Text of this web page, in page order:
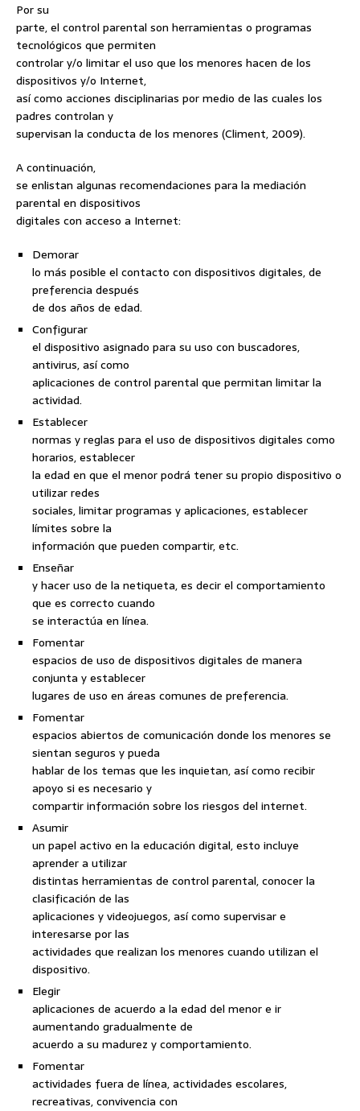
Por su
parte, el control parental son herramientas o programas
tecnológicos que permiten
controlar y/o limitar el uso que los menores hacen de los
dispositivos y/o Internet,
así como acciones disciplinarias por medio de las cuales los
padres controlan y
supervisan la conducta de los menores (Climent, 2009).
A continuación,
se enlistan algunas recomendaciones para la mediación
parental en dispositivos
digitales con acceso a Internet:
Demorar
lo más posible el contacto con dispositivos digitales, de
preferencia después
de dos años de edad.
Configurar
el dispositivo asignado para su uso con buscadores,
antivirus, así como
aplicaciones de control parental que permitan limitar la
actividad.
Establecer
normas y reglas para el uso de dispositivos digitales como
horarios, establecer
la edad en que el menor podrá tener su propio dispositivo o
utilizar redes
sociales, limitar programas y aplicaciones, establecer
límites sobre la
información que pueden compartir, etc.
Enseñar
y hacer uso de la netiqueta, es decir el comportamiento
que es correcto cuando
se interactúa en línea.
Fomentar
espacios de uso de dispositivos digitales de manera
conjunta y establecer
lugares de uso en áreas comunes de preferencia.
Fomentar
espacios abiertos de comunicación donde los menores se
sientan seguros y pueda
hablar de los temas que les inquietan, así como recibir
apoyo si es necesario y
compartir información sobre los riesgos del internet.
Asumir
un papel activo en la educación digital, esto incluye
aprender a utilizar
distintas herramientas de control parental, conocer la
clasificación de las
aplicaciones y videojuegos, así como supervisar e
interesarse por las
actividades que realizan los menores cuando utilizan el
dispositivo.
Elegir
aplicaciones de acuerdo a la edad del menor e ir
aumentando gradualmente de
acuerdo a su madurez y comportamiento.
Fomentar
actividades fuera de línea, actividades escolares,
recreativas, convivencia con